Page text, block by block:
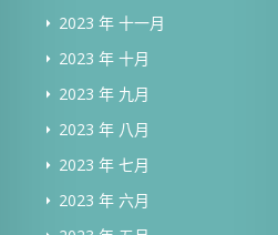
2023 年 十一月
2023 年 十月
2023 年 九月
2023 年 八月
2023 年 七月
2023 年 六月